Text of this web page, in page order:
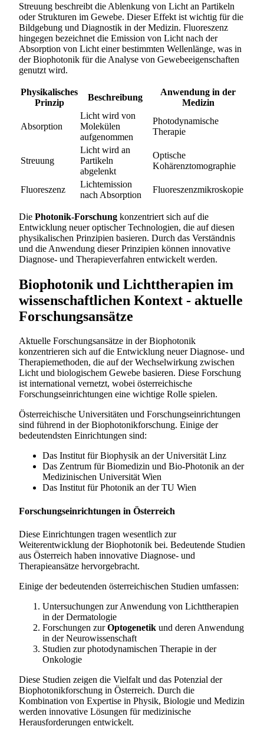
Streuung beschreibt die Ablenkung von Licht an Partikeln
oder Strukturen im Gewebe. Dieser Effekt ist wichtig für die
Bildgebung und Diagnostik in der Medizin. Fluoreszenz
hingegen bezeichnet die Emission von Licht nach der
Absorption von Licht einer bestimmten Wellenlänge, was in
der Biophotonik für die Analyse von Gewebeeigenschaften
genutzt wird.
Physikalisches
Prinzip
Beschreibung
Anwendung in der
Medizin
Absorption
Licht wird von
Molekülen
aufgenommen
Photodynamische
Therapie
Streuung
Licht wird an
Partikeln
abgelenkt
Optische
Kohärenztomographie
Fluoreszenz
Lichtemission
nach Absorption
Fluoreszenzmikroskopie
Die Photonik-Forschung konzentriert sich auf die
Entwicklung neuer optischer Technologien, die auf diesen
physikalischen Prinzipien basieren. Durch das Verständnis
und die Anwendung dieser Prinzipien können innovative
Diagnose- und Therapieverfahren entwickelt werden.
Biophotonik und Lichttherapien im
wissenschaftlichen Kontext - aktuelle
Forschungsansätze
Aktuelle Forschungsansätze in der Biophotonik
konzentrieren sich auf die Entwicklung neuer Diagnose- und
Therapiemethoden, die auf der Wechselwirkung zwischen
Licht und biologischem Gewebe basieren. Diese Forschung
ist international vernetzt, wobei österreichische
Forschungseinrichtungen eine wichtige Rolle spielen.
Österreichische Universitäten und Forschungseinrichtungen
sind führend in der Biophotonikforschung. Einige der
bedeutendsten Einrichtungen sind:
Das Institut für Biophysik an der Universität Linz
Das Zentrum für Biomedizin und Bio-Photonik an der
Medizinischen Universität Wien
Das Institut für Photonik an der TU Wien
Forschungseinrichtungen in Österreich
Diese Einrichtungen tragen wesentlich zur
Weiterentwicklung der Biophotonik bei. Bedeutende Studien
aus Österreich haben innovative Diagnose- und
Therapieansätze hervorgebracht.
Einige der bedeutenden österreichischen Studien umfassen:
Untersuchungen zur Anwendung von Lichttherapien
in der Dermatologie
Forschungen zurOptogenetik und deren Anwendung
in der Neurowissenschaft
Studien zur photodynamischen Therapie in der
Onkologie
Diese Studien zeigen die Vielfalt und das Potenzial der
Biophotonikforschung in Österreich. Durch die
Kombination von Expertise in Physik, Biologie und Medizin
werden innovative Lösungen für medizinische
Herausforderungen entwickelt.